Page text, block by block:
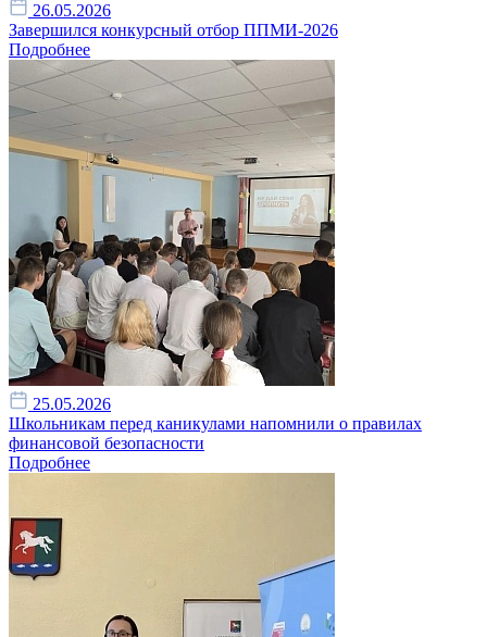
26.05.2026
Завершился конкурсный отбор ППМИ-2026
Подробнее
25.05.2026
Школьникам перед каникулами напомнили о правилах
финансовой безопасности
Подробнее